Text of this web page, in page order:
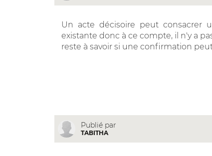
Un acte décisoire peut consacrer
existante donc à ce compte, il n'y a
reste à savoir si une confirmation
Publié par
TABITHA